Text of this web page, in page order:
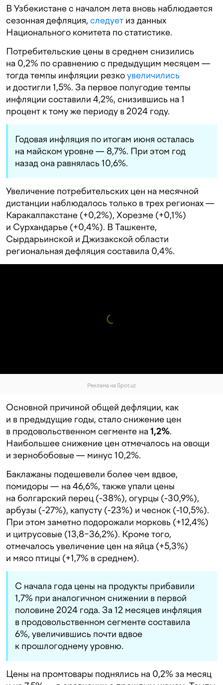
В Узбекистане с началом лета вновь наблюдается
сезонная дефляция, следует из данных
Национального комитета по статистике.
Потребительские цены в среднем снизились
на 0,2% по сравнению с предыдущим месяцем —
тогда темпы инфляции резкоувеличились
и достигли 1,5%. За первое полугодие темпы
инфляции составили 4,2%, снизившись на 1
процент к тому же периоду в 2024 году.
Годовая инфляция по итогам июня осталась
на майском уровне — 8,7%. При этом год
назад она равнялась 10,6%.
Увеличение потребительских цен на месячной
дистанции наблюдалось только в трех регионах —
Каракалпакстане (+0,2%), Хорезме (+0,1%)
и Сурхандарье (+0,4%). В Ташкенте,
Сырдарьинской и Джизакской области
региональная дефляция составила 0,4%.
Реклама на Spot.uz
Основной причиной общей дефляции, как
и в предыдущие годы, стало снижение цен
в продовольственном сегменте на 1,2%.
Наибольшее снижение цен отмечалось на овощи
и зернобобовые — минус 10,2%.
Баклажаны подешевели более чем вдвое,
помидоры — на 46,6%, также упали цены
на болгарский перец (-38%), огурцы (-30,9%),
арбузы (-27%), капусту (-23%) и чеснок (-10,5%).
При этом заметно подорожали морковь (+12,4%)
и цитрусовые (13,8−36,2%). Кроме того,
отмечалось увеличение цен на яйца (+5,3%)
и мясо птицы (+1,7% в среднем).
С начала года цены на продукты прибавили
1,7% при аналогичном снижении в первой
половине 2024 года. За 12 месяцев инфляция
в продовольственном сегменте составила
6%, увеличившись почти вдвое
к прошлогоднему уровню.
Цены на промтовары поднялись на 0,2% за месяц